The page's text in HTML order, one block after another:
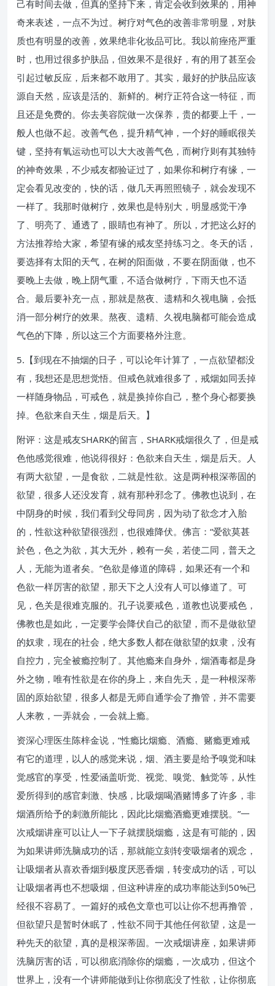
己有时间去做，但真的坚持下来，肯定会收到效果的，用神
奇来表述，一点不为过。树疗对气色的改善非常明显，对肤
质也有明显的改善，效果绝非化妆品可比。我以前痤疮严重
时，也用过很多护肤品，但效果不是很好，有的用了甚至会
引起过敏反应，后来都不敢用了。其实，最好的护肤品应该
源自天然，应该是活的、新鲜的。树疗正符合这一特征，而
且还是免费的。你去美容院做一次保养，贵的都要上千，一
般人也做不起。改善气色，提升精气神，一个好的睡眠很关
键，坚持有氧运动也可以大大改善气色，而树疗则有其独特
的神奇效果，不少戒友都验证过了，如果你和树疗有缘，一
定会看见改变的，快的话，做几天再照照镜子，就会发现不
一样了。我那时做树疗，效果也是特别大，明显感觉干净
了、明亮了、通透了，眼睛也有神了。所以，才把这么好的
方法推荐给大家，希望有缘的戒友坚持练习之。冬天的话，
要选择有太阳的天气，在树的阳面做，不要在阴面做，也不
要晚上去做，晚上阴气重，不适合做树疗，下雨天也不适
合。最后要补充一点，那就是熬夜、遗精和久视电脑，会抵
消一部分树疗的效果。熬夜、遗精、久视电脑都可能会造成
气色的下降，所以这三个方面要格外注意。
5.【到现在不抽烟的日子，可以论年计算了，一点欲望都没
有，我想还是思想觉悟。但戒色就难很多了，戒烟如同丢掉
一样随身物品，可戒色，就是换掉你自己，整个身心都要换
掉。色欲来自天生，烟是后天。】
附评：这是戒友SHARK的留言，SHARK戒烟很久了，但是戒
色他感觉很难，他说得很好：色欲来自天生，烟是后天。人
有两大欲望，一是食欲，二就是性欲。这是两种根深蒂固的
欲望，很多人还没发育，就有那种邪念了。佛教也说到，在
中阴身的时候，我们看到父母同房，因为动了欲念才入胎
的，性欲这种欲望很强烈，也很难降伏。佛言：“爱欲莫甚
於色，色之为欲，其大无外，赖有一矣，若使二同，普天之
人，无能为道者矣。”色欲是修道的障碍，如果还有一个和
色欲一样厉害的欲望，那天下之人没有人可以修道了。可
见，色关是很难克服的。孔子说要戒色，道教也说要戒色，
佛教也是如此，一定要学会降伏自己的欲望，而不是做欲望
的奴隶，现在的社会，绝大多数人都在做欲望的奴隶，没有
自控力，完全被瘾控制了。其他瘾来自身外，烟酒毒都是身
外之物，唯有性欲是在你的身上，来自先天，是一种根深蒂
固的原始欲望，很多人都是无师自通学会了撸管，并不需要
人来教，一弄就会，一会就上瘾。
资深心理医生陈梓金说，“性瘾比烟瘾、酒瘾、赌瘾更难戒
有它的道理，以人的感觉来说，烟、酒主要是给予嗅觉和味
觉感官的享受，性爱涵盖听觉、视觉、嗅觉、触觉等，从性
爱所得到的感官刺激、快感，比吸烟喝酒赌博多了许多，非
烟酒所给予的刺激所能比，因此比烟瘾酒瘾更难摆脱。”一
次戒烟讲座可以让人一下子就摆脱烟瘾，这是有可能的，因
为如果讲师洗脑成功的话，那就能立刻转变吸烟者的观念，
让吸烟者从喜欢香烟到极度厌恶香烟，转变成功的话，可以
让吸烟者再也不想吸烟，但这种讲座的成功率能达到50%已
经很不容易了。一篇好的戒色文章也可以让你不想再撸管，
但欲望只是暂时休眠了，性欲不同于其他任何欲望，这是一
种先天的欲望，真的是根深蒂固。一次戒烟讲座，如果讲师
洗脑厉害的话，可以彻底消除你的烟瘾，一次成功，但这个
世界上，没有一个讲师能做到让你彻底没了性欲，让你彻底